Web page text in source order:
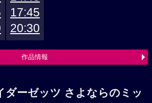
17:45
20:30
作品情報
ダーゼッツ さよならのミッ